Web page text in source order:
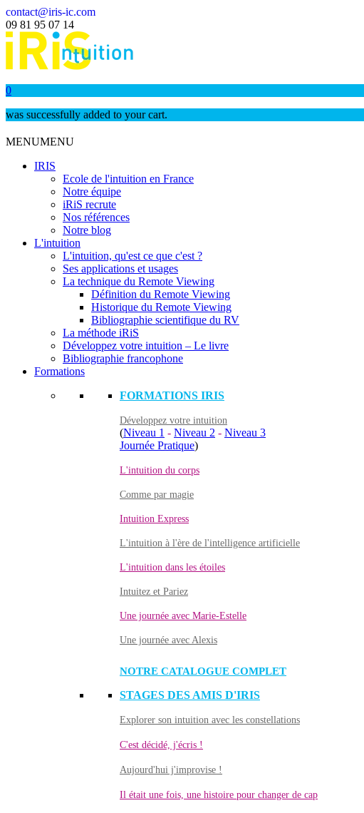
contact@iris-ic.com
09 81 95 07 14
0
was successfully added to your cart.
MENUMENU
IRIS
Ecole de l'intuition en France
Notre équipe
iRiS recrute
Nos références
Notre blog
L'intuition
L'intuition, qu'est ce que c'est ?
Ses applications et usages
La technique du Remote Viewing
Définition du Remote Viewing
Historique du Remote Viewing
Bibliographie scientifique du RV
La méthode iRiS
Développez votre intuition – Le livre
Bibliographie francophone
Formations
FORMATIONS IRIS
Développez votre intuition
(Niveau 1 - Niveau 2 - Niveau 3
Journée Pratique)
L'intuition du corps
Comme par magie
Intuition Express
L'intuition à l'ère de l'intelligence artificielle
L'intuition dans les étoiles
Intuitez et Pariez
Une journée avec Marie-Estelle
Une journée avec Alexis
NOTRE CATALOGUE COMPLET
STAGES DES AMIS D'IRIS
Explorer son intuition avec les constellations
C'est décidé, j'écris !
Aujourd'hui j'improvise !
Il était une fois, une histoire pour changer de cap